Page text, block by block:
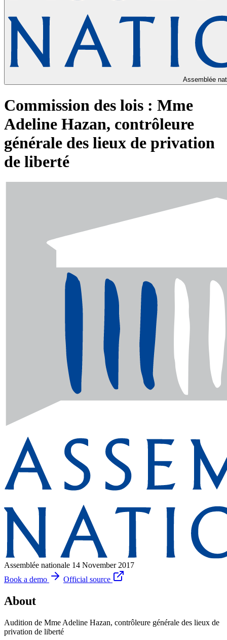
Assemblée
Commission des lois : Mme
Adeline Hazan, contrôleure
générale des lieux de privation
de liberté
Assemblée nationale 14 November 2017
Book a demo
Official source
About
Audition de Mme Adeline Hazan, contrôleure générale des lieux de
privation de liberté